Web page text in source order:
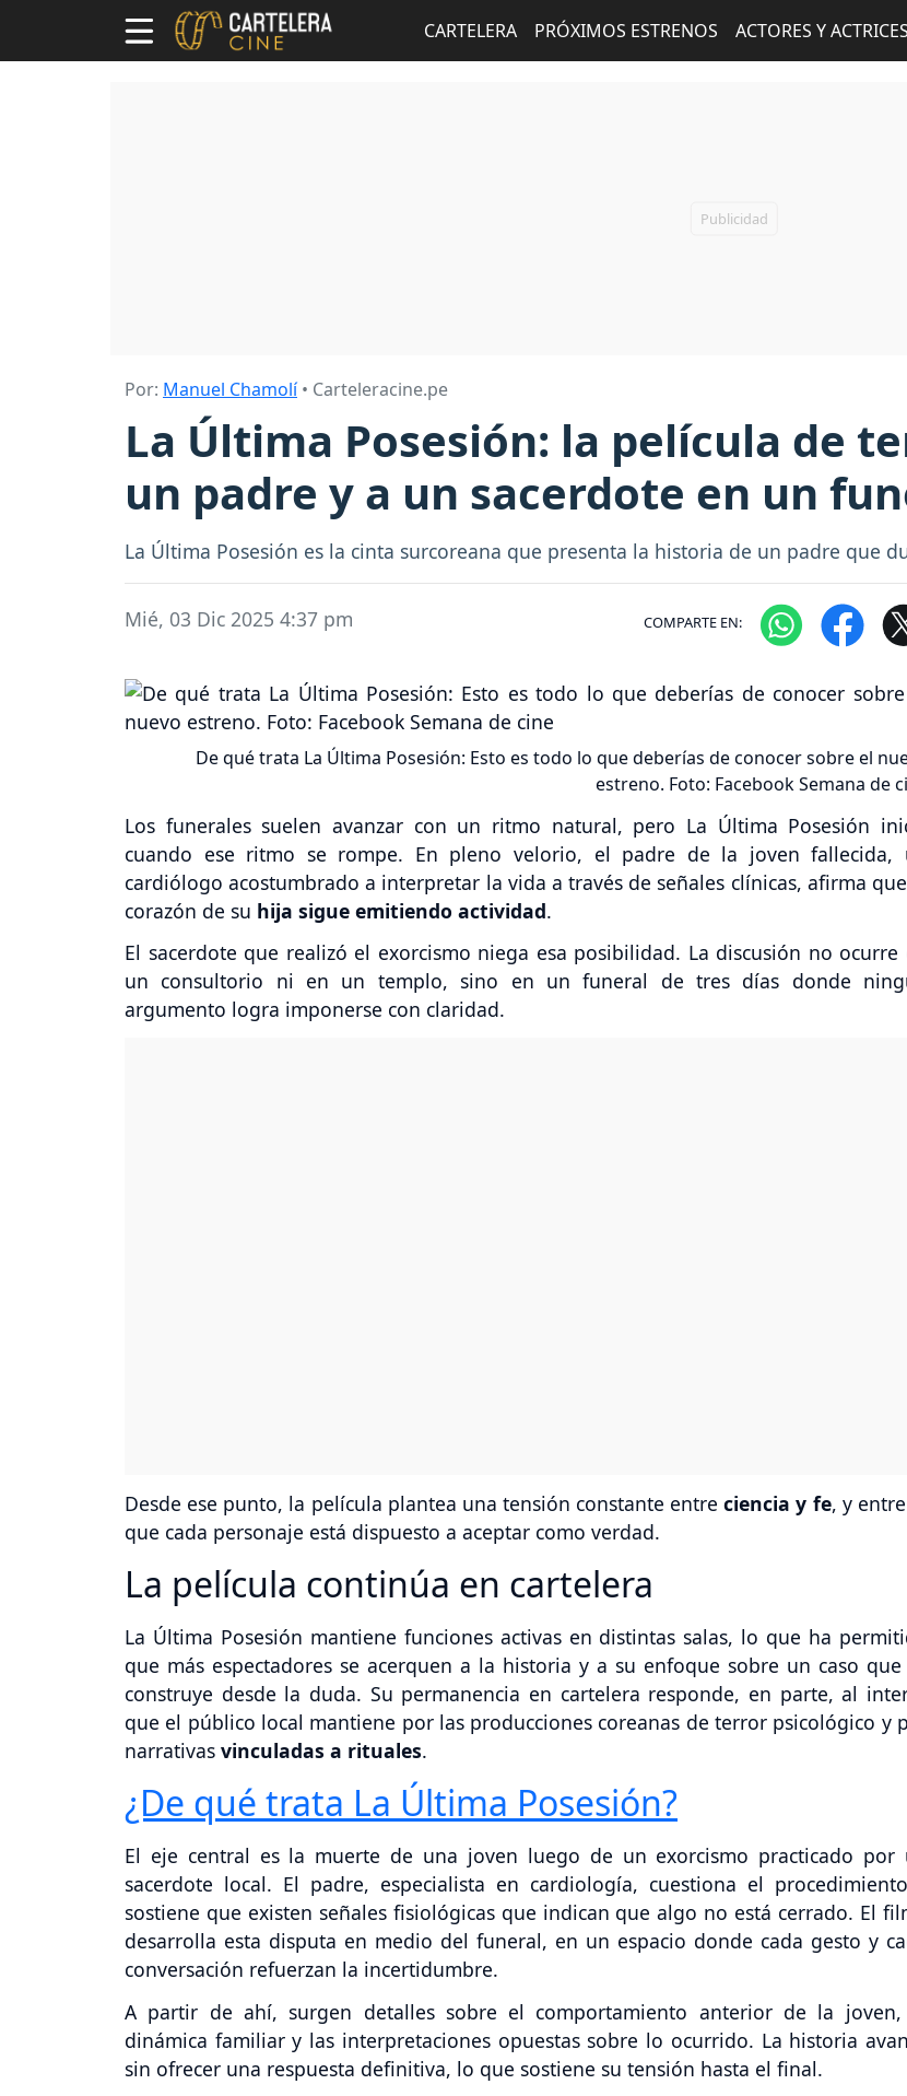
CARTELERA PRÓXIMOS ESTRENOS ACTORES Y ACTRICES
Por: Manuel Chamolí• Carteleracine.pe
La Última Posesión: la película de
un padre y a un sacerdote en un
La Última Posesión es la cinta surcoreana que presenta la historia de un padre que
Mié, 03 Dic 2025 4:37 pm COMPARTE EN:
De qué trata La Última Posesión: Esto es todo lo que deberías de conocer sobre el
estreno. Foto: Facebook Semana de
Los funerales suelen avanzar con un ritmo natural, pero La Última Posesión
cuando ese ritmo se rompe. En pleno velorio, el padre de la joven fallecida,
cardiólogo acostumbrado a interpretar la vida a través de señales clínicas, afirma
corazón de su hija sigue emitiendo actividad.
El sacerdote que realizó el exorcismo niega esa posibilidad. La discusión no ocurre
un consultorio ni en un templo, sino en un funeral de tres días donde
argumento logra imponerse con claridad.
Desde ese punto, la película plantea una tensión constante entreciencia y fe, y
que cada personaje está dispuesto a aceptar como verdad.
La película continúa en cartelera
La Última Posesión mantiene funciones activas en distintas salas, lo que ha
que más espectadores se acerquen a la historia y a su enfoque sobre un caso que
construye desde la duda. Su permanencia en cartelera responde, en parte, al
que el público local mantiene por las producciones coreanas de terror psicológico y
narrativas vinculadas a rituales.
¿De qué trata La Última Posesión?
El eje central es la muerte de una joven luego de un exorcismo practicado por
sacerdote local. El padre, especialista en cardiología, cuestiona el
sostiene que existen señales fisiológicas que indican que algo no está cerrado. El
desarrolla esta disputa en medio del funeral, en un espacio donde cada gesto y
conversación refuerzan la incertidumbre.
A partir de ahí, surgen detalles sobre el comportamiento anterior de la
dinámica familiar y las interpretaciones opuestas sobre lo ocurrido. La historia
sin ofrecer una respuesta definitiva, lo que sostiene su tensión hasta el final.